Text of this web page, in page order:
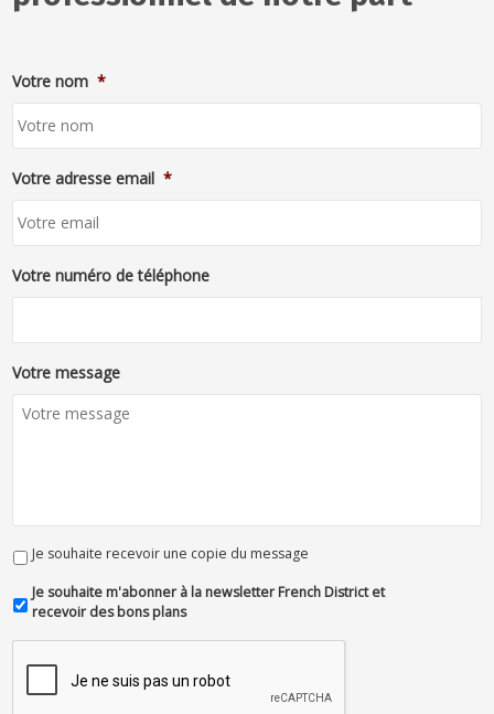
Votre nom *
Votre adresse email *
Votre numéro de téléphone
Votre message
Je souhaite recevoir une copie du message
Je souhaite m'abonner à la newsletter French District et
recevoir des bons plans